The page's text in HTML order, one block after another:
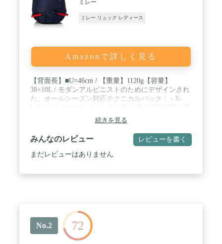
ミレー
ミレー リュック レディース
Amazonで詳しく見る
【背面長】■U=46cm / 【重量】1120g【容量】
38+10L / モダンアルピニストのためにデザインされ
た、オールシーズン対応テクニカルパック / ・X-
蓋 ・拡張可能なメインコンパートメント ・ロープ
固定を兼ねたコンプレッションストラップ ・2つの
ジッパーフラップポケット ・ダイレクトアクセス
・3つの荷揚げ用ループ ・FPP Ergoアイスアックス
ホルダー ・スキーホルダー&サイドコンプレッショ
続きを見る
みんなのレビュー レビューを書く
まだレビューはありません
No.2 72